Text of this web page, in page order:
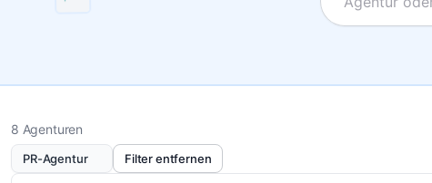
8 Agenturen
PR-Agentur Filter entfernen